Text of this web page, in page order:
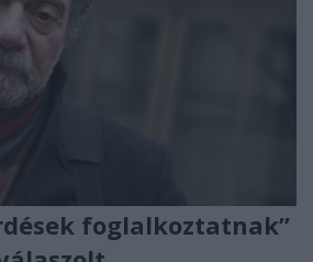
foglalkoztatnak”